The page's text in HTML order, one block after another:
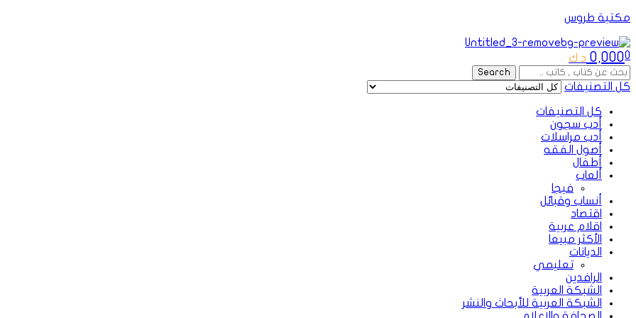
مكتبة طروس
Menu
0
0,000 د.ك
Search
for:
Search
كل التصنيفات
كل التصنيفات
أدب سجون
أدب مراسلات
أصول الفقه
أطفال
ألعاب
فيجا
أنساب وقبائل
اقتصاد
اقلام عربية
الأكثر مبيعا
الديانات
تعليمي
الرافدين
الشبكة العربية
الشبكة العربية للأبحاث والنشر